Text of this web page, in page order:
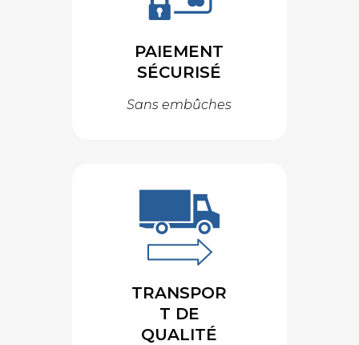
PAIEMENT
SÉCURISÉ
Sans embûches
TRANSPOR
T DE
QUALITÉ